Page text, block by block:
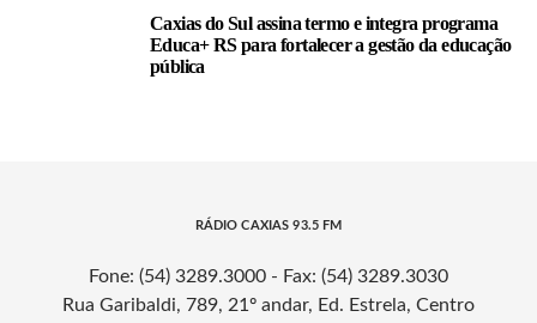
Caxias do Sul assina termo e integra programa
Educa+ RS para fortalecer a gestão da educação
pública
RÁDIO CAXIAS 93.5 FM
Fone: (54) 3289.3000 - Fax: (54) 3289.3030
Rua Garibaldi, 789, 21º andar, Ed. Estrela, Centro